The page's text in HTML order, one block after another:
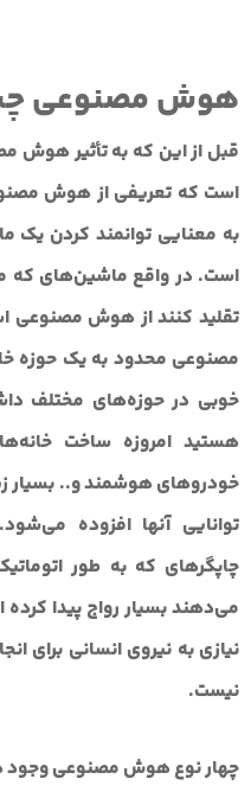
هوش مصنوعی
قبل از این که به تأثیر هوش
است که تعریفی از هوش
به معنایی توانمند کردن یک
است. در واقع ماشین‌های که
تقلید کنند از هوش مصنوعی
مصنوعی محدود به یک حوزه
خوبی در حوزه‌های مختلف
هستید امروزه ساخت
خودروهای هوشمند و.. بسیار
توانایی آنها افزوده
چاپگرهای که به طور
می‌دهند بسیار رواج پیدا
نیازی به نیروی انسانی برای
نیست.
چهار نوع هوش مصنوعی وجود